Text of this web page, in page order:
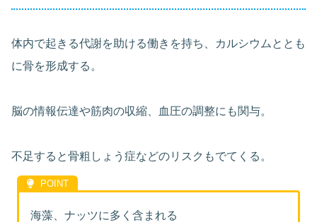
体内で起きる代謝を助ける働きを持ち、カルシウムととも
に骨を形成する。
脳の情報伝達や筋肉の収縮、血圧の調整にも関与。
不足すると骨粗しょう症などのリスクもでてくる。
海藻、ナッツに多く含まれる